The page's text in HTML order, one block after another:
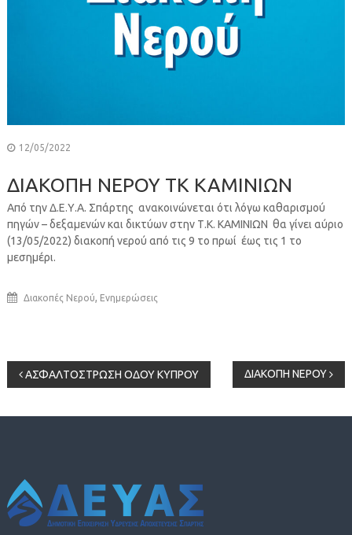
12/05/2022
ΔΙΑΚΟΠΗ ΝΕΡΟΥ ΤΚ ΚΑΜΙΝΙΩΝ
Από την Δ.Ε.Υ.Α. Σπάρτης ανακοινώνεται ότι λόγω καθαρισμού
πηγών – δεξαμενών και δικτύων στην Τ.Κ. ΚΑΜΙΝΙΩΝ θα γίνει αύριο
(13/05/2022) διακοπή νερού από τις 9 το πρωί έως τις 1 το
μεσημέρι.
Διακοπές Νερού, Ενημερώσεις
Πλοήγηση
άρθρων
ΑΣΦΑΛΤΟΣΤΡΩΣΗ ΟΔΟΥ ΚΥΠΡΟΥ ΔΙΑΚΟΠΗ ΝΕΡΟΥ